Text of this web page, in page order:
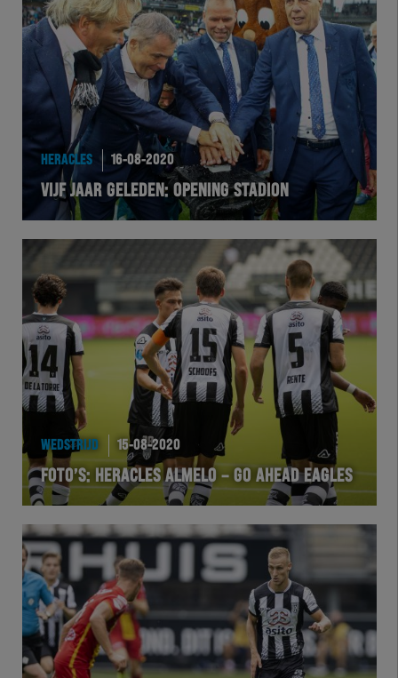
Natuurgras
Wedstrijd
Heracles
BusinessClub
Foundation
Herakids
Team Zwart Wit
Futsal
eSports
Academie
HERACLES 16-08-2020
VIJF JAAR GELEDEN: OPENING STADION
WEDSTRIJD 15-08-2020
FOTO’S: HERACLES ALMELO – GO AHEAD EAGLES